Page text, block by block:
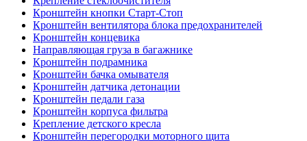
Кронштейн кнопки Старт-Стоп
Кронштейн вентилятора блока предохранителей
Кронштейн концевика
Направляющая груза в багажнике
Кронштейн подрамника
Кронштейн бачка омывателя
Кронштейн датчика детонации
Кронштейн педали газа
Кронштейн корпуса фильтра
Крепление детского кресла
Кронштейн перегородки моторного щита